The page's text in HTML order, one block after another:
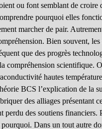
ou font semblant de
pourquoi elles
marcher de pair.
Bien souvent,
que des progrès
compréhension scientifique.
hautes
BCS l’explication de la
des alliages présentant
perdu des soutiens
Dans un tout autre